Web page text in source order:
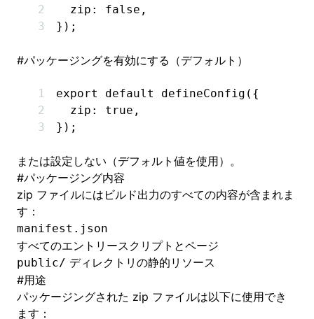
  zip
: false ,
});
#パッケージングを有効にする（デフォルト）
export default defineConfig ({
  zip
: true ,
});
または設定しない（デフォルト値を使用）。
#パッケージング内容
zip ファイルにはビルド出力のすべての内容が含まれま
す：
manifest.json
すべてのエントリースクリプトとページ
public/ ディレクトリの静的リソース
#用途
パッケージングされた zip ファイルは以下に使用でき
ます：